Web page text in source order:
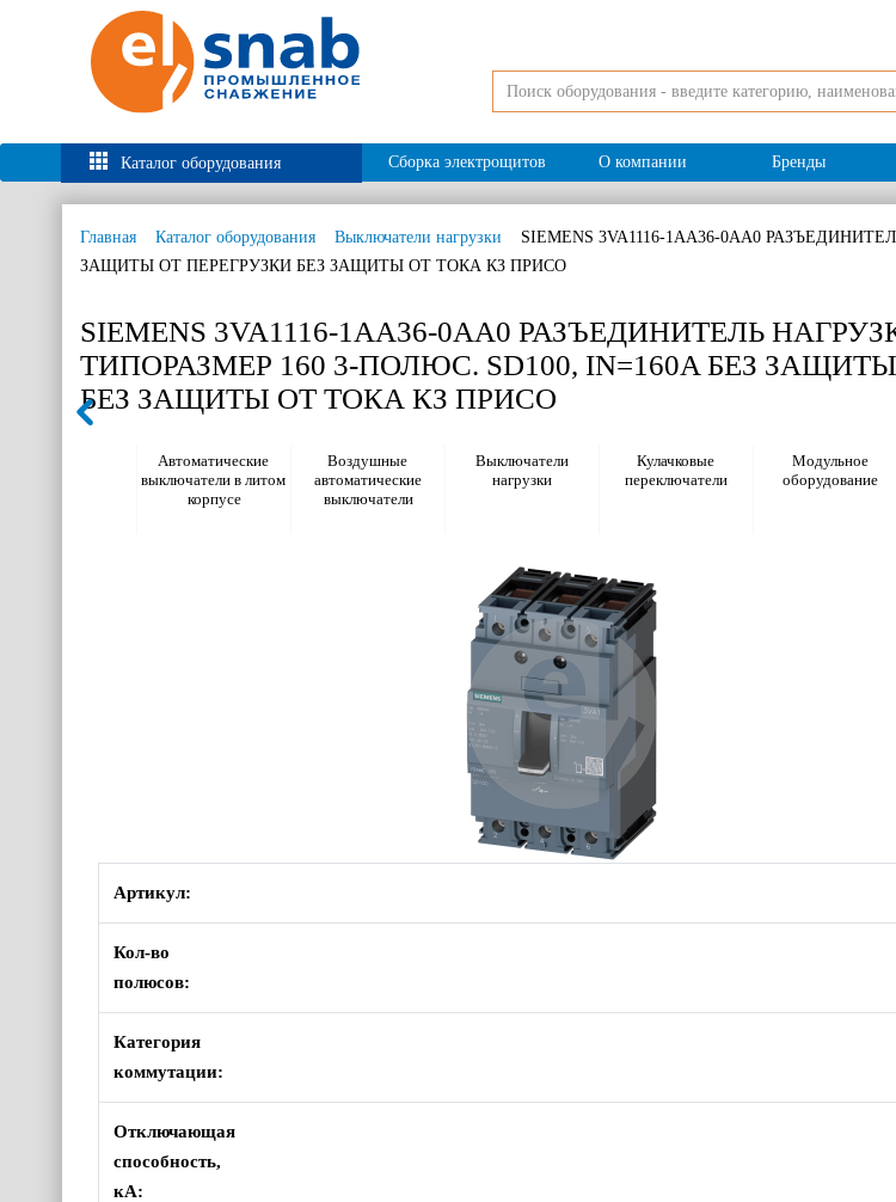
Каталог оборудования Сборка электрощитов О компании Бренды
Главная Каталог оборудования Выключатели нагрузки
SIEMENS 3VA1116-1AA36-0AA0
ЗАЩИТЫ ОТ ПЕРЕГРУЗКИ БЕЗ ЗАЩИТЫ ОТ ТОКА КЗ ПРИСО
SIEMENS 3VA1116-1AA36-0AA0 РАЗЪЕДИНИТЕЛЬ
ТИПОРАЗМЕР 160 3-ПОЛЮС. SD100, IN=160A БЕЗ
БЕЗ ЗАЩИТЫ ОТ ТОКА КЗ ПРИСО
Автоматические
выключатели в литом
корпусе
Воздушные
автоматические
выключатели
Выключатели
нагрузки
Кулачковые
переключатели
Модульное
оборудование
Артикул:
Кол-во
полюсов:
Категория
коммутации:
Отключающая
способность,
кА: